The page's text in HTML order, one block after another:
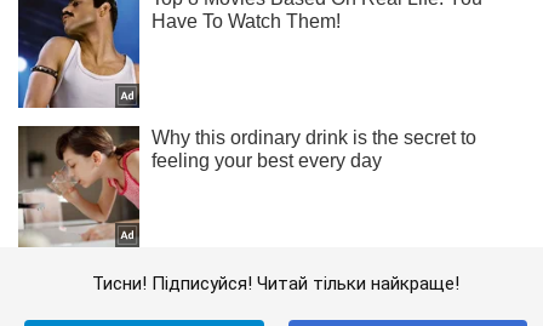
Тисни! Підписуйся! Читай тільки найкраще!